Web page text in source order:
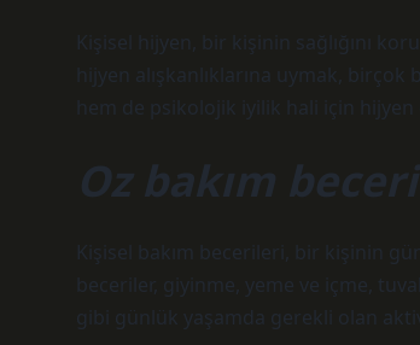
Kişisel hijyen, bir kişinin sağlığını
hijyen alışkanlıklarına uymak, birçok
hem de psikolojik iyilik hali için
Oz bakım
Kişisel bakım becerileri, bir kişinin
beceriler, giyinme, yeme ve içme,
gibi günlük yaşamda gerekli olan